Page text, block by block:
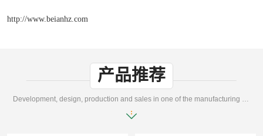
http://www.beianhz.com
产品推荐
Development, design, production and sales in one of the manufacturing enterprises